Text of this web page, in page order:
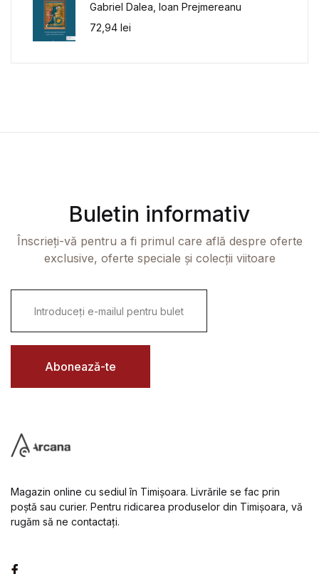
Gabriel Dalea, Ioan Prejmereanu
72,94 lei
Buletin informativ
Înscrieți-vă pentru a fi primul care află despre oferte
exclusive, oferte speciale și colecții viitoare
i
l
Abonează-te
Magazin online cu sediul în Timișoara. Livrările se fac prin
poștă sau curier. Pentru ridicarea produselor din Timișoara, vă
rugăm să ne contactați.